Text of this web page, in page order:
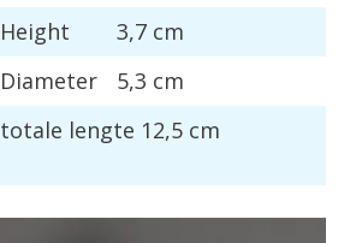
Height 3,7 cm
Diameter
5,3 cm
totale lengte 12,5 cm